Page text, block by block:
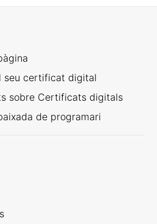
seu certificat digital
sobre Certificats digitals
de programari